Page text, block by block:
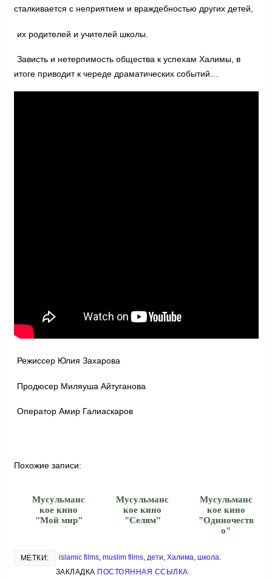
сталкивается с неприятием и враждебностью других детей,
их родителей и учителей школы.
Зависть и нетерпимость общества к успехам Халимы, в
итоге приводит к череде драматических событий…
Режиссер Юлия Захарова
Продюсер Миляуша Айтуганова
Оператор Амир Галиаскаров
Похожие записи:
Мусульманс
кое кино
"Мой мир"
Мусульманс
кое кино
"Селям"
Мусульманс
кое кино
"Одиночеств
о"
МЕТКИ: islamic films, muslim films, дети, Халима, школа.
ЗАКЛАДКА ПОСТОЯННАЯ ССЫЛКА.